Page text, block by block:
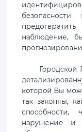
наблюдение,
Городской
которой Вы
так законны,
способности,
нарушение и